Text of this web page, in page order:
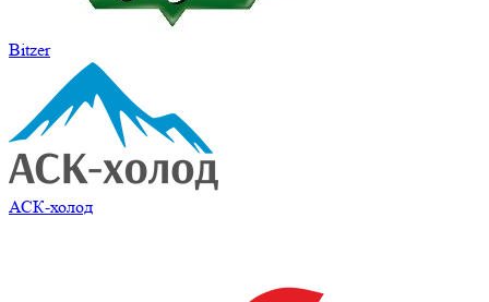
Bitzer
АСК-холод